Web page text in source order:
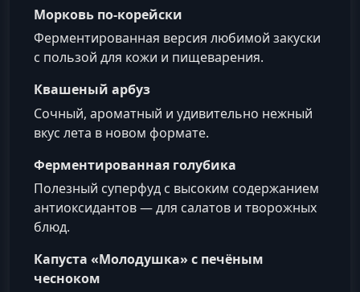
Морковь по‑корейски
Ферментированная версия любимой закуски
с пользой для кожи и пищеварения.
Квашеный арбуз
Сочный, ароматный и удивительно нежный
вкус лета в новом формате.
Ферментированная голубика
Полезный суперфуд с высоким содержанием
антиоксидантов — для салатов и творожных
блюд.
Капуста «Молодушка» с печёным
чесноком